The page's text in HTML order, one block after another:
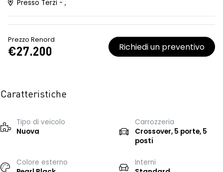
Presso Terzi - ,
Prezzo Renord
€27.200 Richiedi un preventivo
Caratteristiche
Tipo di veicolo
Nuova
Carrozzeria
Crossover, 5 porte, 5
posti
Colore esterno
Interni